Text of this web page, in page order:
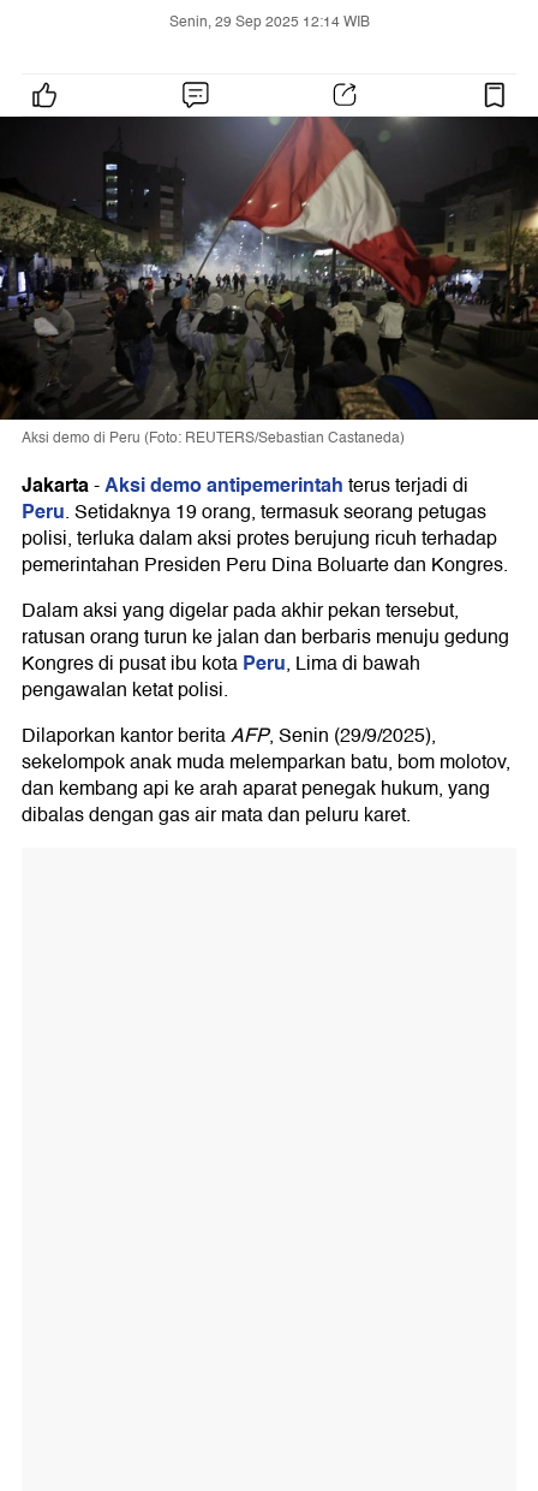
Senin, 29 Sep 2025 12:14 WIB
Aksi demo di Peru (Foto: REUTERS/Sebastian Castaneda)
Jakarta-Aksi demo antipemerintahterus terjadi di
Peru. Setidaknya 19 orang, termasuk seorang petugas
polisi, terluka dalam aksi protes berujung ricuh terhadap
pemerintahan Presiden Peru Dina Boluarte dan Kongres.
Dalam aksi yang digelar pada akhir pekan tersebut,
ratusan orang turun ke jalan dan berbaris menuju gedung
Kongres di pusat ibu kotaPeru, Lima di bawah
pengawalan ketat polisi.
Dilaporkan kantor beritaAFP, Senin (29/9/2025),
sekelompok anak muda melemparkan batu, bom molotov,
dan kembang api ke arah aparat penegak hukum, yang
dibalas dengan gas air mata dan peluru karet.